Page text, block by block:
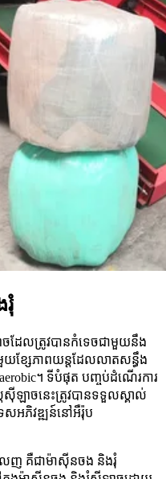
រុំ
ចដែលត្រូវបានកំទេចជាមួយនឹង
មួយខ្សែភាពយន្តដែលលាតសន្ធឹង
។ ទីបំផុត បញ្ចប់ដំណើរការ
ស៊ីឡាចនេះត្រូវបានទទួលស្គាល់
អភិវឌ្ឍន៍នៅអឺរ៉ុប
េញ គឺជាម៉ាស៊ីនចង និងរុំ